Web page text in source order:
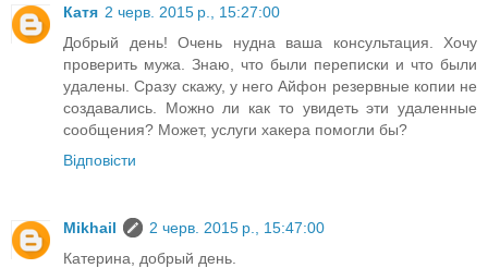
Катя 2 черв. 2015 р., 15:27:00
Добрый день! Очень нудна ваша консультация. Хочу
проверить мужа. Знаю, что были переписки и что были
удалены. Сразу скажу, у него Айфон резервные копии не
создавались. Можно ли как то увидеть эти удаленные
сообщения? Может, услуги хакера помогли бы?
Відповісти
Mikhail
2 черв. 2015 р., 15:47:00
Катерина, добрый день.